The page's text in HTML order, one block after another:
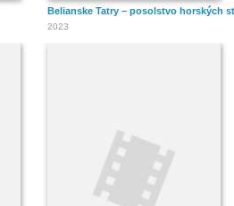
Belianske Tatry – posolstvo horských
2023